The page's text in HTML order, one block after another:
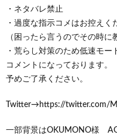
・ネタバレ禁止
・過度な指示コメはお控えく
（困ったら言うのでその時に
・荒らし対策のため低速モ
コメントになっております。
予めご了承ください。
Twitter→https://twitter.com/
一部背景はOKUMONO様